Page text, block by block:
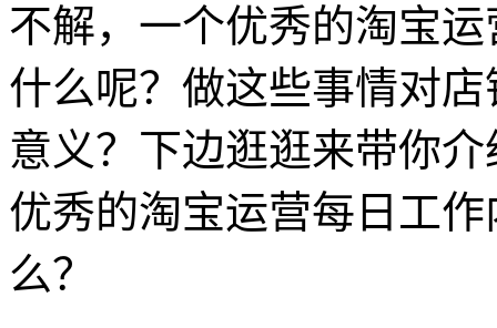
不解，一个优秀的淘宝
什么呢？做这些事情对
意义？下边逛逛来带你
优秀的淘宝运营每日工
么？